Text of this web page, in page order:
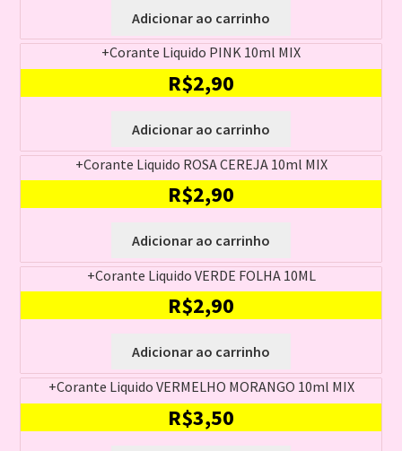
Adicionar ao carrinho
+Corante Liquido PINK 10ml MIX
R$2,90
Adicionar ao carrinho
+Corante Liquido ROSA CEREJA 10ml MIX
R$2,90
Adicionar ao carrinho
+Corante Liquido VERDE FOLHA 10ML
R$2,90
Adicionar ao carrinho
+Corante Liquido VERMELHO MORANGO 10ml MIX
R$3,50